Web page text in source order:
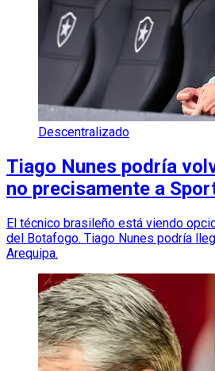
Descentralizado
Tiago Nunes podría
no precisamente a
El técnico brasileño está viendo
del Botafogo. Tiago Nunes podría
Arequipa.